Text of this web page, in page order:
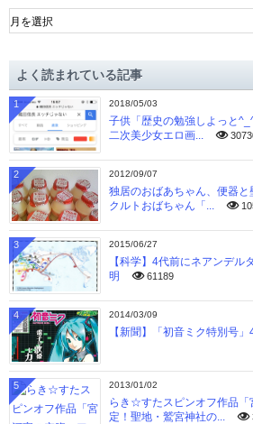
ア
ー
ブよく読まれている記事
2018/05/03
子供「歴史の勉強しよっと
二次美少女エロ画...
1
2012/09/07
独居のおばあちゃん、便器
クルトおばちゃん「...
2
2015/06/27
【科学】4代前にネアンデル
明
61189
3
2014/03/09
【新聞】「初音ミク特別号
4
2013/01/02
らき☆すたスピンオフ作品「
定！聖地・鷲宮神社の...
5